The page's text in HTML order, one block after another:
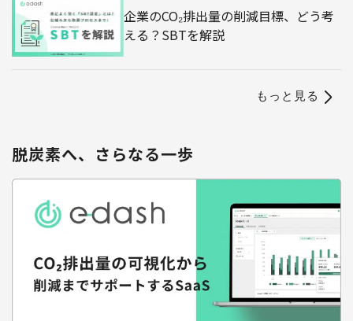
企業のCO₂排出量の削減目標、どう考
える？SBTを解説
もっと見る
脱炭素へ、さらなる一歩